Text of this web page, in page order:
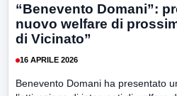
“Benevento Domani”:
nuovo welfare di
di Vicinato”
16 APRILE 2026
Benevento Domani ha presentato